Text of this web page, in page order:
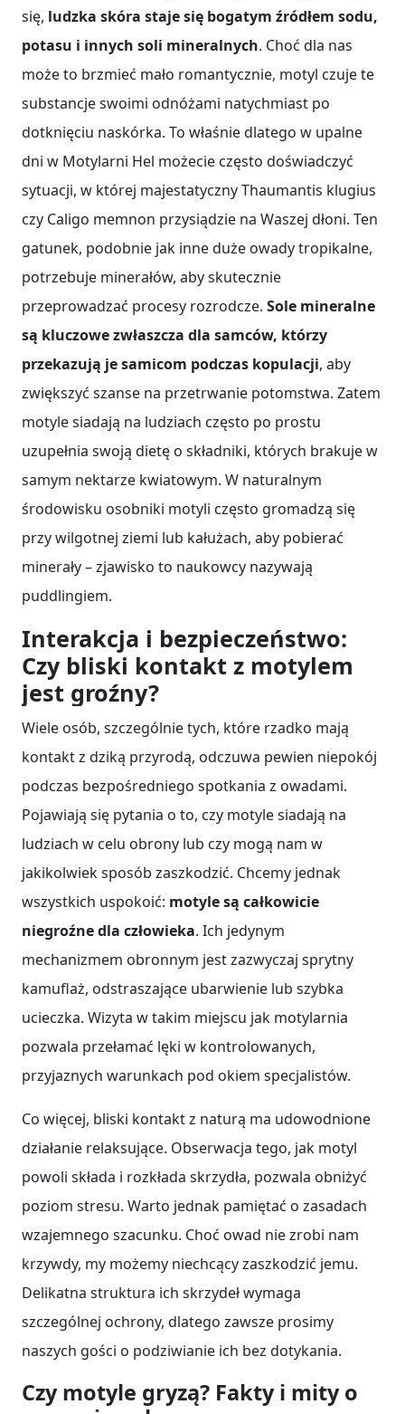
się, ludzka skóra staje się bogatym źródłem sodu,
potasu i innych soli mineralnych. Choć dla nas
może to brzmieć mało romantycznie, motyl czuje te
substancje swoimi odnóżami natychmiast po
dotknięciu naskórka. To właśnie dlatego w upalne
dni w Motylarni Hel możecie często doświadczyć
sytuacji, w której majestatyczny Thaumantis klugius
czy Caligo memnon przysiądzie na Waszej dłoni. Ten
gatunek, podobnie jak inne duże owady tropikalne,
potrzebuje minerałów, aby skutecznie
przeprowadzać procesy rozrodcze. Sole mineralne
są kluczowe zwłaszcza dla samców, którzy
przekazują je samicom podczas kopulacji, aby
zwiększyć szanse na przetrwanie potomstwa. Zatem
motyle siadają na ludziach często po prostu
uzupełnia swoją dietę o składniki, których brakuje w
samym nektarze kwiatowym. W naturalnym
środowisku osobniki motyli często gromadzą się
przy wilgotnej ziemi lub kałużach, aby pobierać
minerały – zjawisko to naukowcy nazywają
puddlingiem.
Interakcja i bezpieczeństwo:
Czy bliski kontakt z motylem
jest groźny?
Wiele osób, szczególnie tych, które rzadko mają
kontakt z dziką przyrodą, odczuwa pewien niepokój
podczas bezpośredniego spotkania z owadami.
Pojawiają się pytania o to, czy motyle siadają na
ludziach w celu obrony lub czy mogą nam w
jakikolwiek sposób zaszkodzić. Chcemy jednak
wszystkich uspokoić: motyle są całkowicie
niegroźne dla człowieka. Ich jedynym
mechanizmem obronnym jest zazwyczaj sprytny
kamuflaż, odstraszające ubarwienie lub szybka
ucieczka. Wizyta w takim miejscu jak motylarnia
pozwala przełamać lęki w kontrolowanych,
przyjaznych warunkach pod okiem specjalistów.
Co więcej, bliski kontakt z naturą ma udowodnione
działanie relaksujące. Obserwacja tego, jak motyl
powoli składa i rozkłada skrzydła, pozwala obniżyć
poziom stresu. Warto jednak pamiętać o zasadach
wzajemnego szacunku. Choć owad nie zrobi nam
krzywdy, my możemy niechcący zaszkodzić jemu.
Delikatna struktura ich skrzydeł wymaga
szczególnej ochrony, dlatego zawsze prosimy
naszych gości o podziwianie ich bez dotykania.
Czy motyle gryzą? Fakty i mity o